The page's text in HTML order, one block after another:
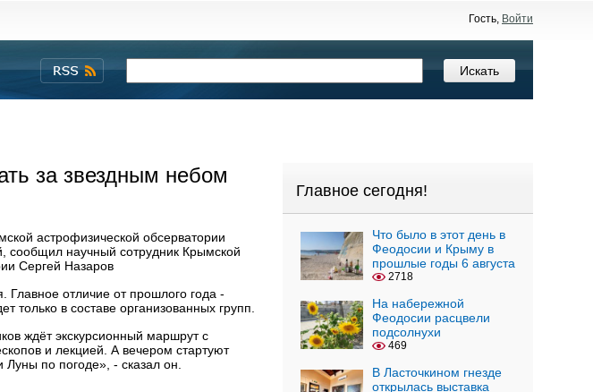
Гость, Войти
за звездным небом
астрофизической обсерватории
сообщил научный сотрудник Крымской
Сергей Назаров
Главное отличие от прошлого года -
только в составе организованных групп.
ждёт экскурсионный маршрут с
и лекцией. А вечером стартуют
по погоде», - сказал он.
Главное сегодня!
Что было в этот день в
Феодосии и Крыму в
прошлые годы 6 августа
2718
На набережной
Феодосии расцвели
подсолнухи
469
В Ласточкином гнезде
открылась выставка